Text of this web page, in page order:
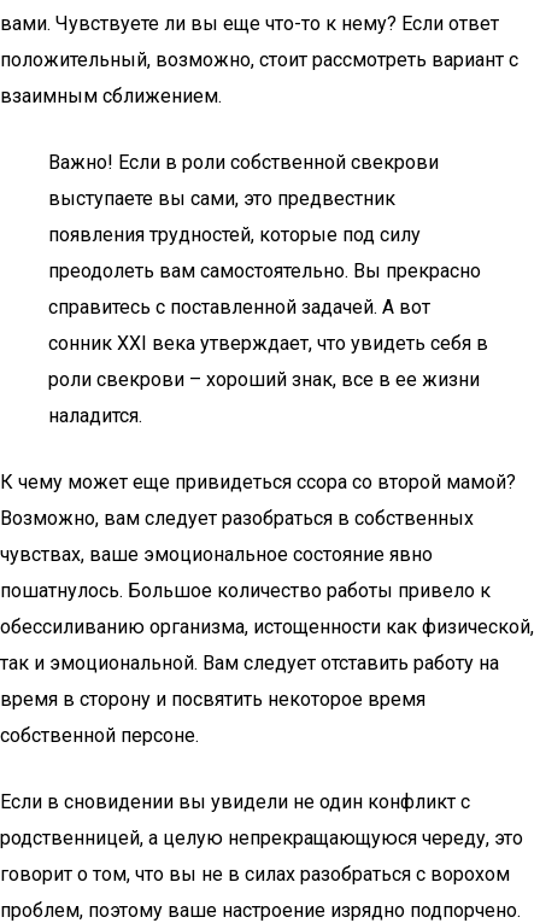
вами. Чувствуете ли вы еще что-то к нему? Если ответ
положительный, возможно, стоит рассмотреть вариант с
взаимным сближением.
Важно! Если в роли собственной свекрови
выступаете вы сами, это предвестник
появления трудностей, которые под силу
преодолеть вам самостоятельно. Вы прекрасно
справитесь с поставленной задачей. А вот
сонник XXI века утверждает, что увидеть себя в
роли свекрови – хороший знак, все в ее жизни
наладится.
К чему может еще привидеться ссора со второй мамой?
Возможно, вам следует разобраться в собственных
чувствах, ваше эмоциональное состояние явно
пошатнулось. Большое количество работы привело к
обессиливанию организма, истощенности как физической,
так и эмоциональной. Вам следует отставить работу на
время в сторону и посвятить некоторое время
собственной персоне.
Если в сновидении вы увидели не один конфликт с
родственницей, а целую непрекращающуюся череду, это
говорит о том, что вы не в силах разобраться с ворохом
проблем, поэтому ваше настроение изрядно подпорчено.